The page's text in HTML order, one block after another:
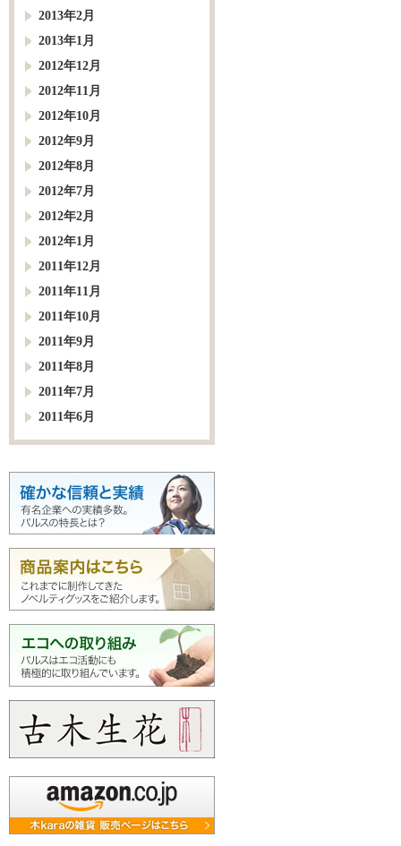
2013年2月
2013年1月
2012年12月
2012年11月
2012年10月
2012年9月
2012年8月
2012年7月
2012年2月
2012年1月
2011年12月
2011年11月
2011年10月
2011年9月
2011年8月
2011年7月
2011年6月